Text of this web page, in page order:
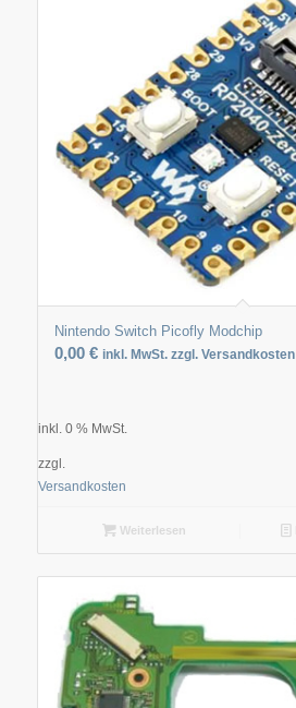
Nintendo Switch Picofly Modchip
0,00 € inkl. MwSt. zzgl. Versandkosten
inkl. 0 % MwSt.
zzgl.
Versandkosten
Weiterlesen